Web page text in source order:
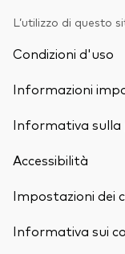
L’utilizzo di questo
Condizioni d'uso
Informazioni
Informativa sulla
Accessibilità
Impostazioni dei
Informativa sui